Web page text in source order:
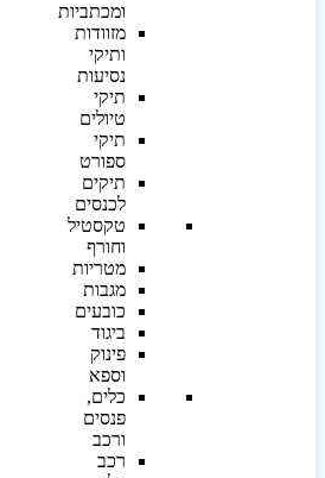
ומכתביות
מזוודות
ותיקי
נסיעות
תיקי
טיולים
תיקי
ספורט
תיקים
לכנסים
טקסטיל
וחורף
מטריות
מגבות
כובעים
ביגוד
פינוק
וספא
כלים,
פנסים
ורכב
רכב